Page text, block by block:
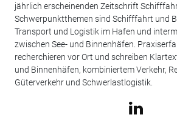
jährlich erscheinenden Zeitschrift
Schwerpunktthemen sind Schifffahrt und
Transport und Logistik im Hafen und
zwischen See- und Binnenhäfen.
recherchieren vor Ort und schreiben
und Binnenhäfen, kombiniertem Verkehr,
Güterverkehr und Schwerlastlogistik.